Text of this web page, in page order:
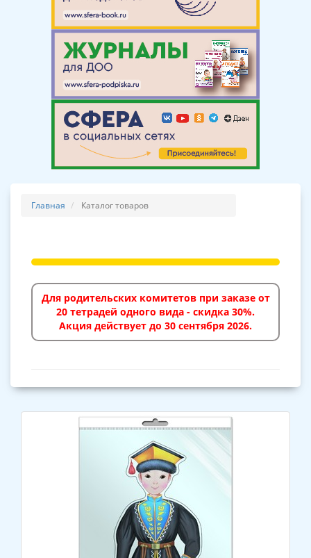
Главная Каталог товаров
Для родительских комитетов при заказе от
20 тетрадей одного вида - скидка 30%.
Акция действует до 30 сентября 2026.